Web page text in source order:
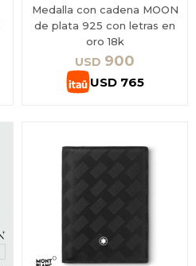
Medalla con cadena MOON
de plata 925 con letras en
oro 18k
USD 900
USD 765